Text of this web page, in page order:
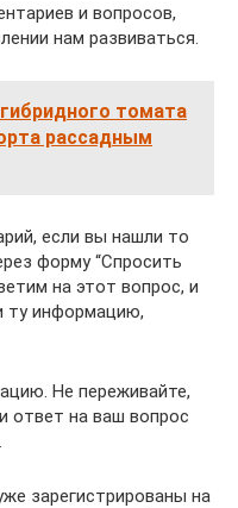
и вопросов,
нам развиваться.
томата
рассадным
если вы нашли то
форму “Спросить
на этот вопрос, и
ту информацию,
Не переживайте,
ответ на ваш вопрос
зарегистрированы на